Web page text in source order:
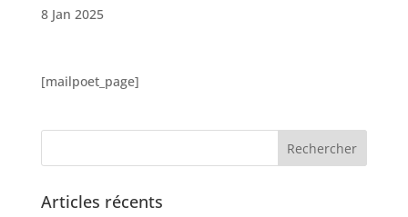
8 Jan 2025
[mailpoet_page]
Articles récents